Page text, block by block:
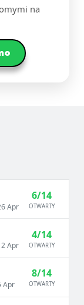
na
Apr
6/14
OTWARTY
Apr
4/14
OTWARTY
Apr
8/14
OTWARTY